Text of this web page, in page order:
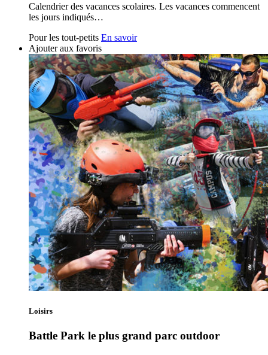
Calendrier des vacances scolaires. Les vacances commencent
les jours indiqués…
Pour les tout-petits En savoir
Ajouter aux favoris
Loisirs
Battle Park le plus grand parc outdoor